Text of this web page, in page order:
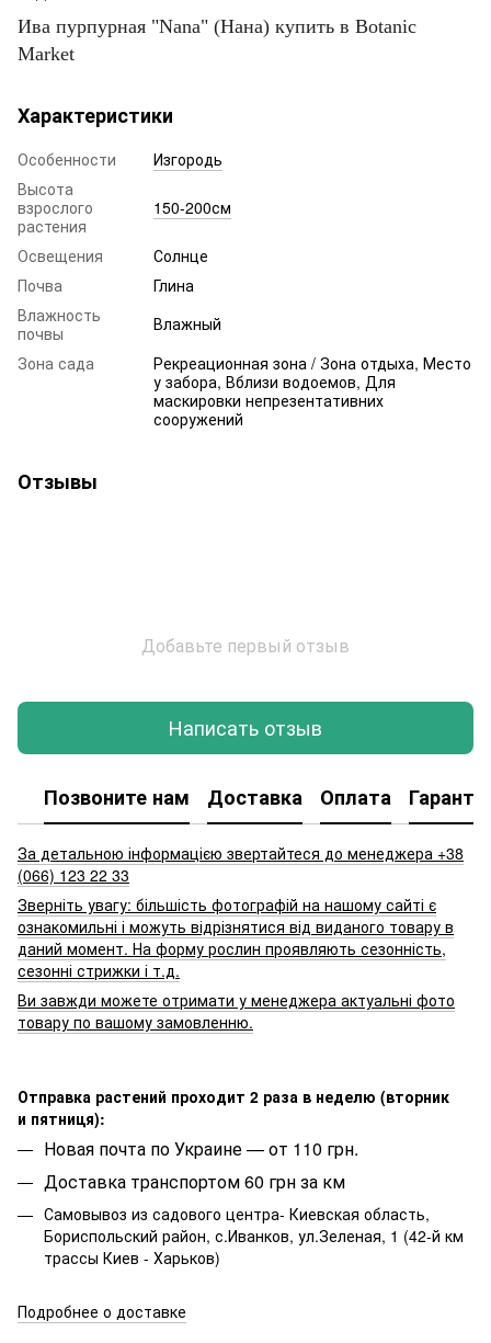
Ива пурпурная "Nana" (Нана) купить в Botanic
Market
Характеристики
Особенности
Изгородь
Высота
взрослого
растения
150-200см
Освещения
Солнце
Почва
Глина
Влажность
почвы
Влажный
Зона сада
Рекреационная зона / Зона отдыха, Место
у забора, Вблизи водоемов, Для
маскировки непрезентативних
сооружений
Отзывы
Добавьте первый отзыв
Написать отзыв
Позвоните нам Доставка Оплата
За детальною інформацією звертайтеся до менеджера +38
(066) 123 22 33
Зверніть увагу: більшість фотографій на нашому сайті є
ознакомильні і можуть відрізнятися від виданого товару в
даний момент. На форму рослин проявляють сезонність,
сезонні стрижки і т.д.
Ви завжди можете отримати у менеджера актуальні фото
товару по вашому замовленню.
Отправка растений проходит 2 раза в неделю (вторник
и пятниця):
Новая почта по Украине — от 110 грн.
Доставка транспортом 60 грн за км
Самовывоз из садового центра- Киевская область,
Бориспольский район, с.Иванков, ул.Зеленая, 1 (42-й км
трассы Киев - Харьков)
Подробнее о доставке